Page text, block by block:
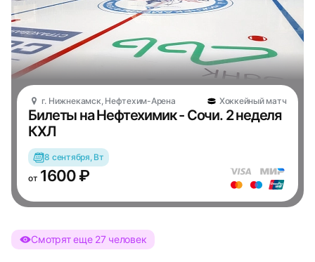
г. Нижнекамск, Нефтехим-Арена Хоккейный матч
Билеты на Нефтехимик - Сочи. 2 неделя
КХЛ
8 сентября, Вт
от 1600 ₽
Смотрят еще 27 человек